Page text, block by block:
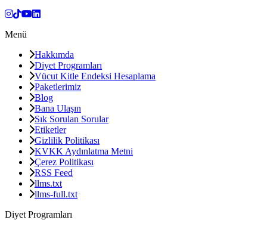
Menü
Hakkımda
Diyet Programları
Vücut Kitle Endeksi Hesaplama
Paketlerimiz
Blog
Bana Ulaşın
Sık Sorulan Sorular
Etiketler
Gizlilik Politikası
KVKK Aydınlatma Metni
Çerez Politikası
RSS Feed
llms.txt
llms-full.txt
Diyet Programları